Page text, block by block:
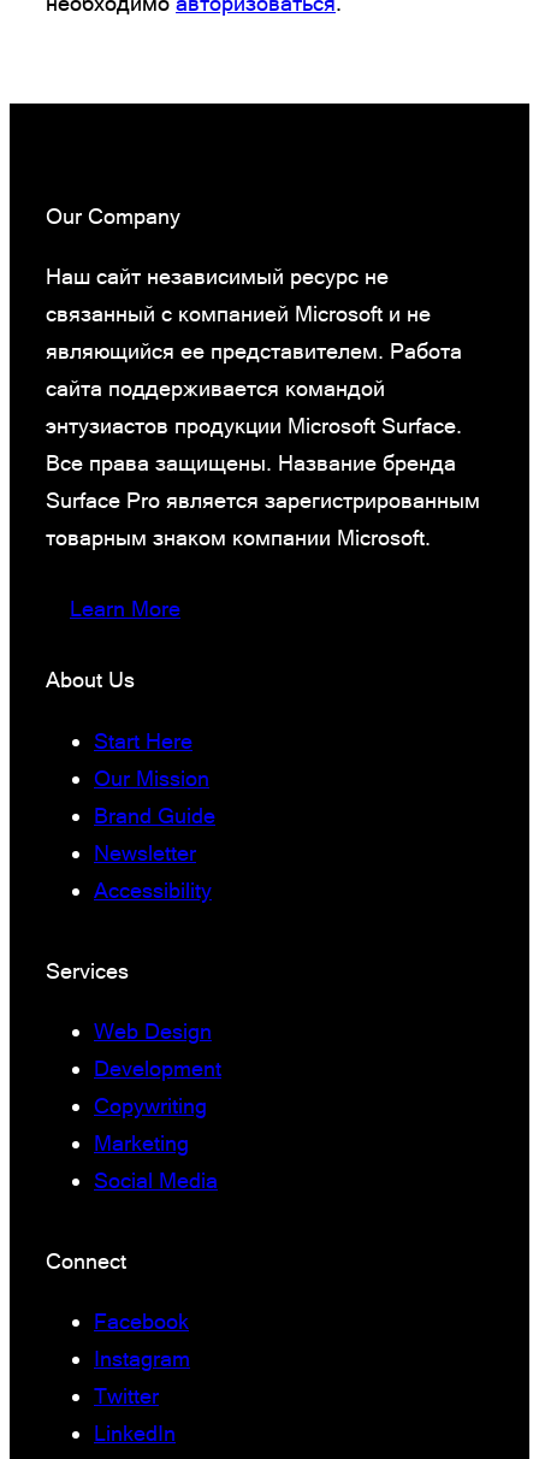
Our Company
Наш сайт независимый ресурс не
связанный с компанией Microsoft и не
являющийся ее представителем. Работа
сайта поддерживается командой
энтузиастов продукции Microsoft Surface.
Все права защищены. Название бренда
Surface Pro является зарегистрированным
товарным знаком компании Microsoft.
Learn More
About Us
Start Here
Our Mission
Brand Guide
Newsletter
Accessibility
Services
Web Design
Development
Copywriting
Marketing
Social Media
Connect
Facebook
Instagram
Twitter
LinkedIn